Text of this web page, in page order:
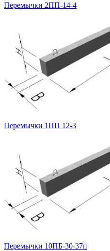
Перемычки 2ПП-14-4
Перемычки 1ПП 12-3
Перемычки 10ПБ-30-37п